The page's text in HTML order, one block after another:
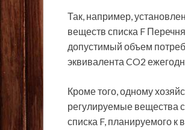
Так, например,
веществ списка F
допустимый объем
эквивалента CO2
Кроме того, одному
регулируемые вещества
списка F, планируемого к